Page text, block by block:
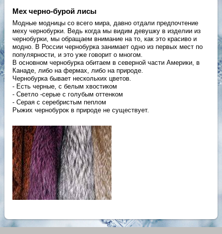
Мех черно-бурой лисы
Модные модницы со всего мира, давно отдали предпочтение
меху чернобурки. Ведь когда мы видим девушку в изделии из
чернобурки, мы обращаем внимание на то, как это красиво и
модно. В России чернобурка занимает одно из первых мест по
популярности, и это уже говорит о многом.
В основном чернобурка обитаем в северной части Америки, в
Канаде, либо на фермах, либо на природе.
Чернобурка бывает нескольких цветов.
- Есть черные, с белым хвостиком
- Светло -серые с голубым оттенком
- Серая с серебристым пеплом
Рыжих чернобурок в природе не существует.